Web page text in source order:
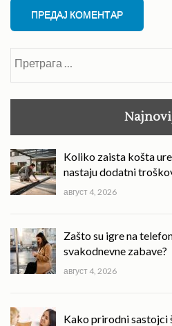
Koliko zaista košta
nastaju dodatni
август 4, 2026
Zašto su igre na
svakodnevne zabave?
август 4, 2026
Kako prirodni sastojci